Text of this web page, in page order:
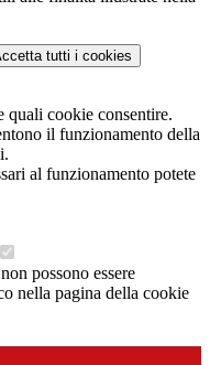
tutti i cookies
quali cookie consentire.
il funzionamento della
al funzionamento potete
possono essere
nella pagina della cookie